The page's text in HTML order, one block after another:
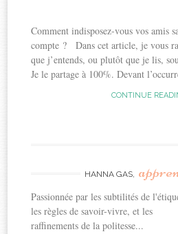
Comment indisposez-vous vos amis
compte ? Dans cet article, je vous
que j’entends, ou plutôt que je lis,
Je le partage à 100%. Devant
CONTINUE
HANNA GAS,
Passionnée par les subtilités de
les règles de savoir-vivre, et les
raffinements de la politesse...